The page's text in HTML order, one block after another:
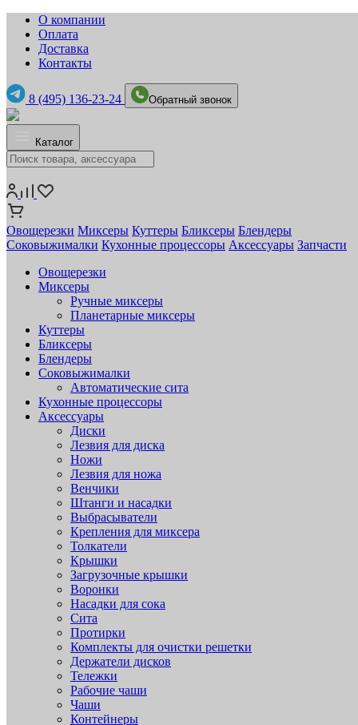
О компании
Оплата
Доставка
Контакты
8 (495) 136-23-24 Обратный звонок
Каталог
Овощерезки Миксеры Куттеры Бликсеры Блендеры
Соковыжималки Кухонные процессоры Аксессуары Запчасти
Овощерезки
Миксеры
Ручные миксеры
Планетарные миксеры
Куттеры
Бликсеры
Блендеры
Соковыжималки
Автоматические сита
Кухонные процессоры
Аксессуары
Диски
Лезвия для диска
Ножи
Лезвия для ножа
Венчики
Штанги и насадки
Выбрасыватели
Крепления для миксера
Толкатели
Крышки
Загрузочные крышки
Воронки
Насадки для сока
Сита
Протирки
Комплекты для очистки решетки
Держатели дисков
Тележки
Рабочие чаши
Чаши
Контейнеры